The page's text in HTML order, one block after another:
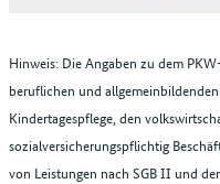
Hinweis: Die Angaben zu dem
beruflichen und
Kindertagespflege, den
sozialversicherungspflichtig
von Leistungen nach SGB II und